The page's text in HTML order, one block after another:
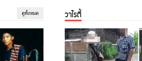
ดูทั้งหมด วาไรตี้